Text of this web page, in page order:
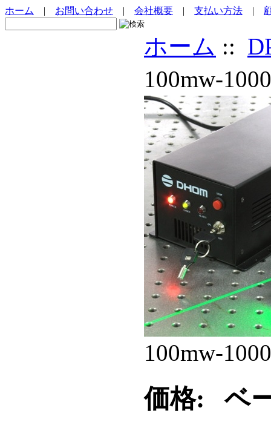
ホーム | お問い合わせ | 会社概要 | 支払い方法 |
ホーム ::
100mw-
100mw-
価格: ベ